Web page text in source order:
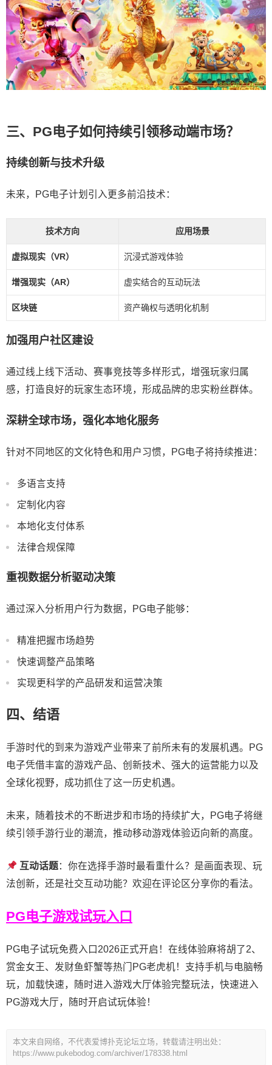
三、PG电子如何持续引领移动端市场？
持续创新与技术升级
未来，PG电子计划引入更多前沿技术：
技术方向 应用场景
虚拟现实（VR） 沉浸式游戏体验
增强现实（AR） 虚实结合的互动玩法
区块链 资产确权与透明化机制
加强用户社区建设
通过线上线下活动、赛事竞技等多样形式，增强玩家归属
感，打造良好的玩家生态环境，形成品牌的忠实粉丝群体。
深耕全球市场，强化本地化服务
针对不同地区的文化特色和用户习惯，PG电子将持续推进：
多语言支持
定制化内容
本地化支付体系
法律合规保障
重视数据分析驱动决策
通过深入分析用户行为数据，PG电子能够：
精准把握市场趋势
快速调整产品策略
实现更科学的产品研发和运营决策
四、结语
手游时代的到来为游戏产业带来了前所未有的发展机遇。PG
电子凭借丰富的游戏产品、创新技术、强大的运营能力以及
全球化视野，成功抓住了这一历史机遇。
未来，随着技术的不断进步和市场的持续扩大，PG电子将继
续引领手游行业的潮流，推动移动游戏体验迈向新的高度。
互动话题：你在选择手游时最看重什么？是画面表现、玩
法创新，还是社交互动功能？欢迎在评论区分享你的看法。
PG电子游戏试玩入口
PG电子试玩免费入口2026正式开启！在线体验麻将胡了2、
赏金女王、发财鱼虾蟹等热门PG老虎机！支持手机与电脑畅
玩，加载快速，随时进入游戏大厅体验完整玩法，快速进入
PG游戏大厅，随时开启试玩体验！
本文来自网络，不代表爱博扑克论坛立场，转载请注明出处：
https://www.pukebodog.com/archiver/178338.html